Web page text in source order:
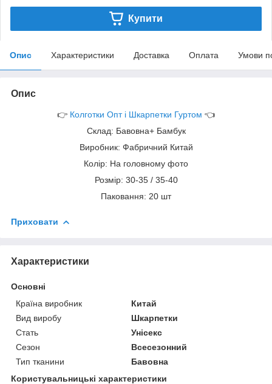
Купити
Опис Характеристики Доставка Оплата Умови
Опис
👉 Колготки Опт і Шкарпетки Гуртом 👈
Склад: Бавовна+ Бамбук
Виробник: Фабричний Китай
Колір: На головному фото
Розмір: 30-35 / 35-40
Паковання: 20 шт
Приховати
Характеристики
Основні
Країна виробник
Китай
Вид виробу
Шкарпетки
Стать
Унісекс
Сезон
Всесезонний
Тип тканини
Бавовна
Користувальницькі характеристики